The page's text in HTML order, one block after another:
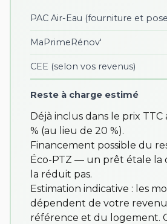
PAC Air-Eau (fourniture et
MaPrimeRénov'
CEE (selon vos revenus)
Reste à charge estimé
Déjà inclus dans le prix TTC
% (au lieu de 20 %).
Financement possible du
Éco-PTZ — un prêt étale la
la réduit pas.
Estimation indicative : les
dépendent de votre
référence et du logement.